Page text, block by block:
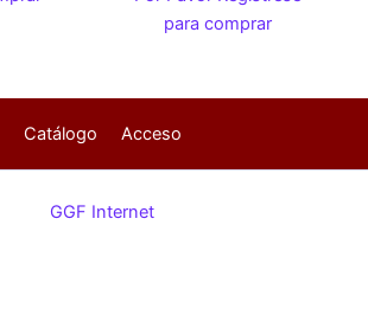
para comprar
Catálogo Acceso
GGF Internet